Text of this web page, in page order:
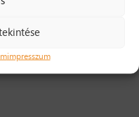
impresszum